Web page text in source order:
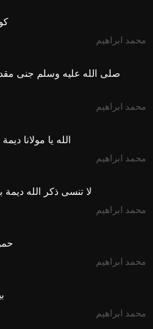
محمد ابراهيم
محمد ابراهيم
الله يا مولانا
محمد ابراهيم
لا تنسى ذكر الله ديمة
محمد ابراهيم
محمد ابراهيم
محمد ابراهيم